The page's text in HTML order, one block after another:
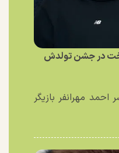
در جشن تولدش
احمد مهرانفر بازیگر